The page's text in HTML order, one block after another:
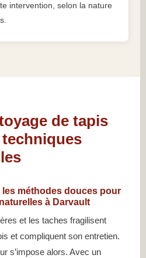
intervention, selon la nature
de tapis
les méthodes douces pour
à Darvault
et les taches fragilisent
et compliquent son entretien.
s’impose alors. Avec un